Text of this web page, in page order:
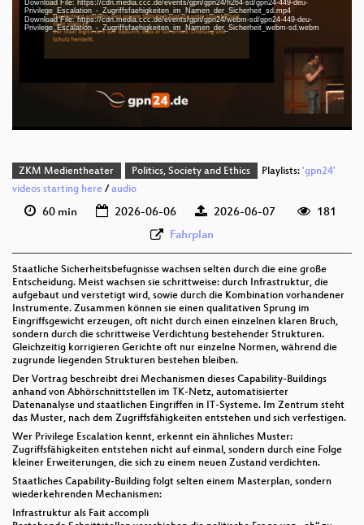
Download File: https://cdn.media.ccc.de/events/gpn/gpn24/h264-sd/gpn24-449-deu-
Privilege_Escalation_-_Zugriffsfaehigkeiten_im_Namen_der_Sicherheit_sd.mp4
Download File: https://cdn.media.ccc.de/events/gpn/gpn24/webm-sd/gpn24-449-deu-
Privilege_Escalation_-_Zugriffsfaehigkeiten_im_Namen_der_Sicherheit_webm-sd.webm
deu 1080p (webm)
deu 1080p (webm;codecs=av01)
deu 576p (mp4)
deu 576p (webm)
ZKM Medientheater Politics, Society and Ethics Playlists: 'gpn24'
videos starting here /audio
60 min 2026-06-06 2026-06-07
181
Fahrplan
Staatliche Sicherheitsbefugnisse wachsen selten durch die eine große
Entscheidung. Meist wachsen sie schrittweise: durch Infrastruktur, die
aufgebaut und verstetigt wird, sowie durch die Kombination vorhandener
Instrumente. Zusammen können sie einen qualitativen Sprung im
Eingriffsgewicht erzeugen, oft nicht durch einen einzelnen klaren Bruch,
sondern durch die schrittweise Verdichtung bestehender Strukturen.
Gleichzeitig korrigieren Gerichte oft nur einzelne Normen, während die
zugrunde liegenden Strukturen bestehen bleiben.
Der Vortrag beschreibt drei Mechanismen dieses Capability-Buildings
anhand von Abhörschnittstellen im TK-Netz, automatisierter
Datenanalyse und staatlichen Eingriffen in IT-Systeme. Im Zentrum steht
das Muster, nach dem Zugriffsfähigkeiten entstehen und sich verfestigen.
Wer Privilege Escalation kennt, erkennt ein ähnliches Muster:
Zugriffsfähigkeiten entstehen nicht auf einmal, sondern durch eine Folge
kleiner Erweiterungen, die sich zu einem neuen Zustand verdichten.
Staatliches Capability-Building folgt selten einem Masterplan, sondern
wiederkehrenden Mechanismen:
Infrastruktur als Fait accompli